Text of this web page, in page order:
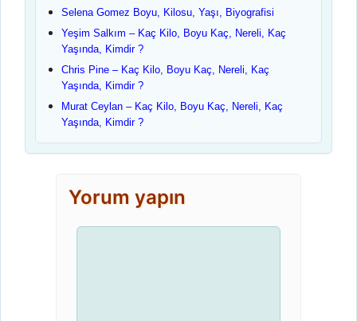
Selena Gomez Boyu, Kilosu, Yaşı, Biyografisi
Yeşim Salkım – Kaç Kilo, Boyu Kaç, Nereli, Kaç
Yaşında, Kimdir ?
Chris Pine – Kaç Kilo, Boyu Kaç, Nereli, Kaç
Yaşında, Kimdir ?
Murat Ceylan – Kaç Kilo, Boyu Kaç, Nereli, Kaç
Yaşında, Kimdir ?
Yorum yapın